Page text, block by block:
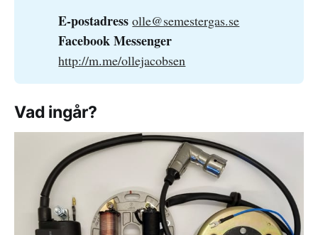
E-postadress olle@semestergas.se
Facebook Messenger
http://m.me/ollejacobsen
Vad ingår?